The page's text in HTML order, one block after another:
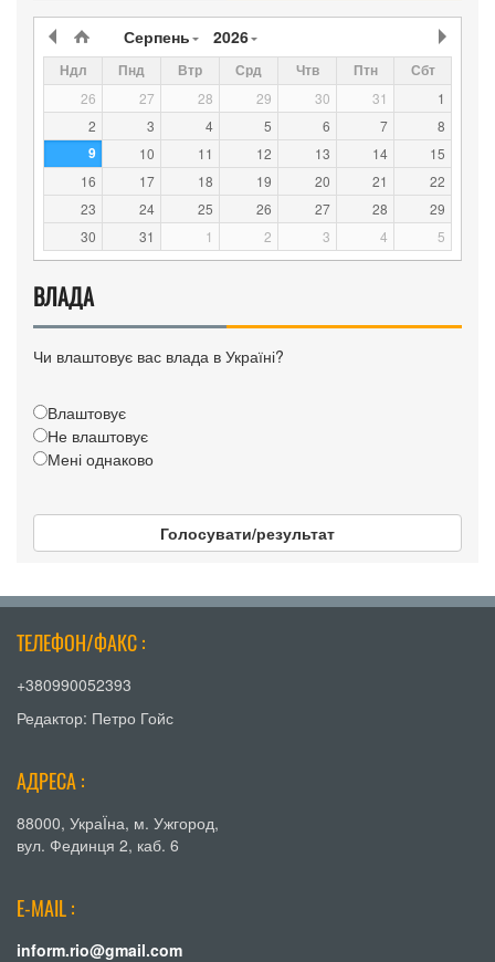
Серпень 2026
Ндл Пнд Втр Срд Чтв Птн Сбт
26 27 28 29 30 31
1
2
3 4 5 6 7 8
9 10 11 12 13 14
15
16
17 18 19 20 21
22
23
24 25 26 27 28
29
30
31 1 2 3 4 5
ВЛАДА
Чи влаштовує вас влада в Україні?
Влаштовує
Не влаштовує
Мені однаково
Голосувати/результат
ТЕЛЕФОН/ФАКС :
+380990052393
Редактор: Петро Гойс
АДРЕСА :
88000, УкраЇна, м. Ужгород,
вул. Фединця 2, каб. 6
E-MAIL :
inform.rio@gmail.com